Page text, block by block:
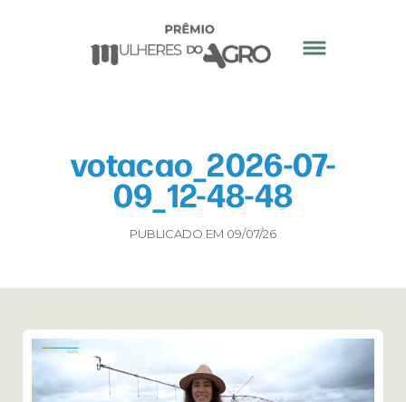
votacao_2026-07-
09_12-48-48
PUBLICADO EM 09/07/26